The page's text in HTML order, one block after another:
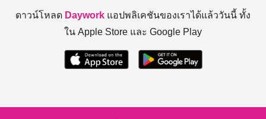
ดาวน์โหลด Daywork แอปพลิเคชันของเราได้แล้ววันนี้ ทั้ง
ใน Apple Store และ Google Play